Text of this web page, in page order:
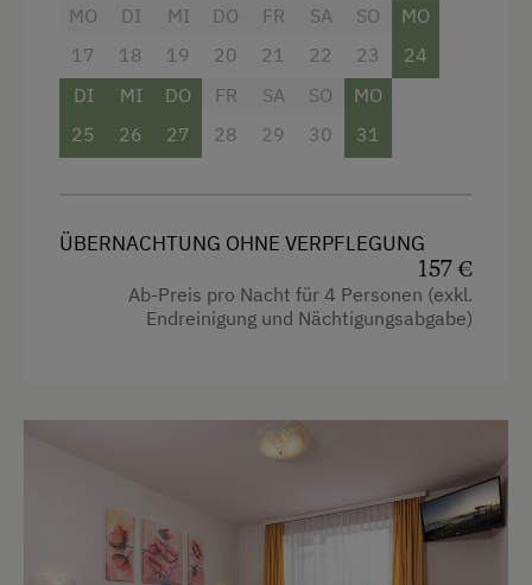
Wandern
Wassersport
Winterritte
Wintersport
Kneippanlage
Haarföhn
Handtücher
Kinderbett
Familienzimmer
Kühlschrank
Verbundene Zimmer
MO
17
DI
18
MI
19
DO
20
FR
21
SA
22
SO
23
MO
24
DI
25
MI
26
DO
27
FR
28
SA
29
SO
30
MO
31
ÜBERNACHTUNG OHNE VERPFLEGUNG
157 €
Ab-Preis pro Nacht für 4 Personen (exkl.
Endreinigung und Nächtigungsabgabe)